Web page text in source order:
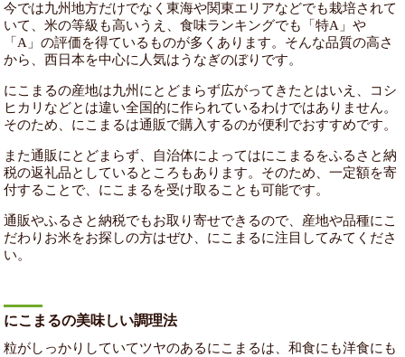
今では九州地方だけでなく東海や関東エリアなどでも栽培されて
いて、米の等級も高いうえ、食味ランキングでも「特A」や
「A」の評価を得ているものが多くあります。そんな品質の高さ
から、西日本を中心に人気はうなぎのぼりです。
にこまるの産地は九州にとどまらず広がってきたとはいえ、コシ
ヒカリなどとは違い全国的に作られているわけではありません。
そのため、にこまるは通販で購入するのが便利でおすすめです。
また通販にとどまらず、自治体によってはにこまるをふるさと納
税の返礼品としているところもあります。そのため、一定額を寄
付することで、にこまるを受け取ることも可能です。
通販やふるさと納税でもお取り寄せできるので、産地や品種にこ
だわりお米をお探しの方はぜひ、にこまるに注目してみてくださ
い。
にこまるの美味しい調理法
粒がしっかりしていてツヤのあるにこまるは、和食にも洋食にも